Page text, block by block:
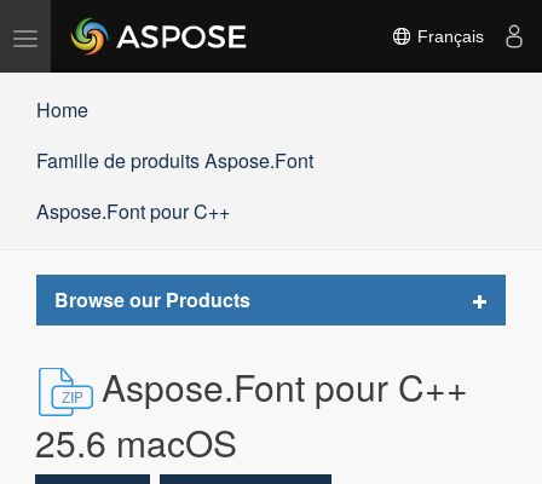
Basculer
Français
Home
Famille de produits Aspose.Font
Aspose.Font pour C++
Browse our Products
Toggle
Aspose.Font pour C++
25.6 macOS